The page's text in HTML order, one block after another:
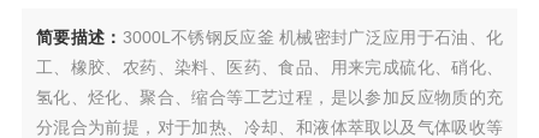
简要描述： 3000L不锈钢反应釜 机械密封广泛应用于石油、化
工、橡胶、农药、染料、医药、食品、用来完成硫化、硝化、
氢化、烃化、聚合、缩合等工艺过程，是以参加反应物质的充
分混合为前提，对于加热、冷却、和液体萃取以及气体吸收等